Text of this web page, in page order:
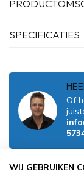
SPECIFICATIES
Of
WIJ GEBRUIKEN